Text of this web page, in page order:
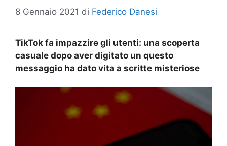
8 Gennaio 2021 di Federico Danesi
TikTok fa impazzire gli utenti: una scoperta
casuale dopo aver digitato un questo
messaggio ha dato vita a scritte misteriose